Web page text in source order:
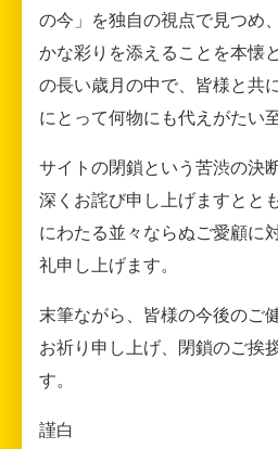
の今」を独自の視点で見つめ
かな彩りを添えることを本懐
の長い歳月の中で、皆様と共
にとって何物にも代えがたい
サイトの閉鎖という苦渋の決
深くお詫び申し上げますとと
にわたる並々ならぬご愛顧に
礼申し上げます。
末筆ながら、皆様の今後のご
お祈り申し上げ、閉鎖のご挨
す。
謹白